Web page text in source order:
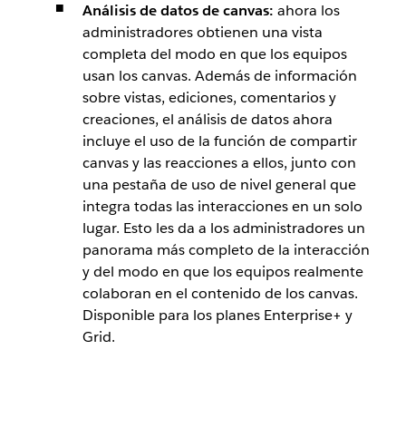
Análisis de datos de canvas: ahora los
administradores obtienen una vista
completa del modo en que los equipos
usan los canvas. Además de información
sobre vistas, ediciones, comentarios y
creaciones, el análisis de datos ahora
incluye el uso de la función de compartir
canvas y las reacciones a ellos, junto con
una pestaña de uso de nivel general que
integra todas las interacciones en un solo
lugar. Esto les da a los administradores un
panorama más completo de la interacción
y del modo en que los equipos realmente
colaboran en el contenido de los canvas.
Disponible para los planes Enterprise+ y
Grid.